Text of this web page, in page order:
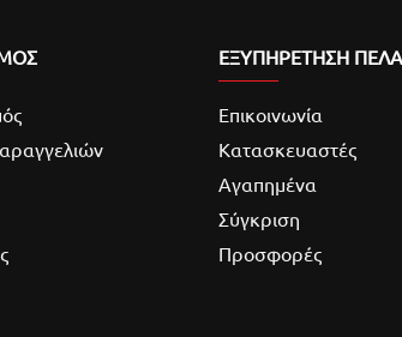
ΕΞΥΠΗΡΕΤΗΣΗ
Επικοινωνία
Κατασκευαστές
Αγαπημένα
Σύγκριση
Προσφορές